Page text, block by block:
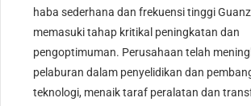
haba sederhana dan frekuensi tinggi
memasuki tahap kritikal peningkatan dan
pengoptimuman. Perusahaan telah
pelaburan dalam penyelidikan dan
teknologi, menaik taraf peralatan dan